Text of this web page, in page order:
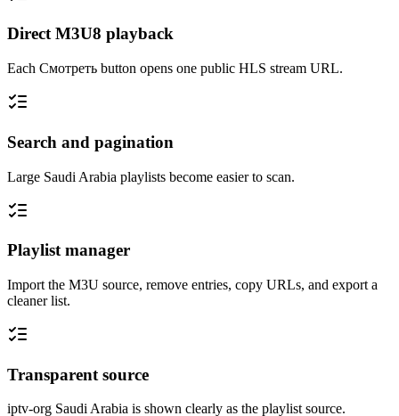
Direct M3U8 playback
Each Смотреть button opens one public HLS stream URL.
Search and pagination
Large Saudi Arabia playlists become easier to scan.
Playlist manager
Import the M3U source, remove entries, copy URLs, and export a
cleaner list.
Transparent source
iptv-org Saudi Arabia is shown clearly as the playlist source.